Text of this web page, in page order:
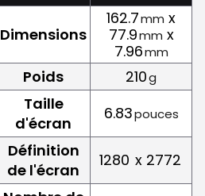
Dimensions
162.7mm x
77.9mm x
7.96mm
Poids 210g
Taille
d'écran
6.83pouces
Définition
de l'écran
1280 x 2772